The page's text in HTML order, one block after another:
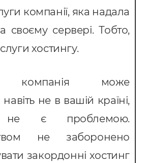
компанії, яка надала
своєму сервері. Тобто,
хостингу.
компанія може
не в вашій країні,
є проблемою.
не заборонено
закордонні хостинг